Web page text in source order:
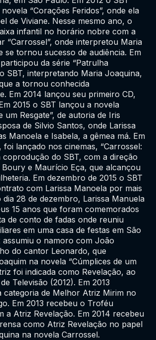
“Corações Feridos”, onde ela
de Viviane. Nesse mesmo ano, o
infantil no horário nobre com a
“Carrossel”, onde interpretou Maria
se tornou sucesso de audiência. Em
da série “Patrulha
SBT, interpretando Maria Joaquina,
a tornou conhecida
Em 2014 lançou seu primeiro CD,
2015 o SBT lançou a novela
um Resgate”, de autoria de Iris
de Silvio Santos, onde Larissa
Manoela e Isabela, a gêmea má. Em
foi lançado nos cinemas, “Carrossel:
coprodução do SBT, com a direção
e Maurício Eça, que alcançou
Em dezembro de 2015 o SBT
com Larissa Manoela por mais
dia 28 de dezembro, Larissa Manuela
15 anos que foram comemorados
de conto de fadas onde reuniu
em uma casa de festas em São
assumiu o namoro com João
do cantor Leonardo, que
na novela “Cúmplices de um
foi indicada como Revelação, ao
Televisão (2012). Em 2013
de Melhor Atriz Mirim no
Em 2013 recebeu o Troféu
a Atriz Revelação. Em 2014 recebeu
como Atriz Revelação no papel
na novela Carrossel.